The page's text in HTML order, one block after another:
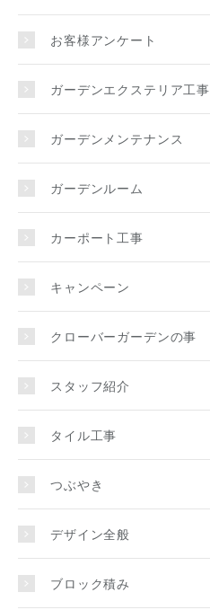
お客様アンケート
ガーデンエクステリア工事
ガーデンメンテナンス
ガーデンルーム
カーポート工事
キャンペーン
クローバーガーデンの事
スタッフ紹介
タイル工事
つぶやき
デザイン全般
ブロック積み